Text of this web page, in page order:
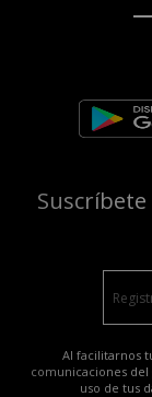
Al facilitarnos
comunicaciones del
uso de tus